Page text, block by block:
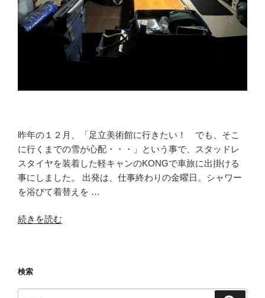
昨年の１２月、「足立美術館に行きたい！ でも、そこ
に行くまでの雪が心配・・・」という事で、スタッドレ
スタイヤを装着した軽キャンのKONGで車旅に出掛ける
事にしました。 出発は、仕事終わりの金曜日。シャワー
を浴びて着替えを …
“軽
に
つ
続きを読む
検索